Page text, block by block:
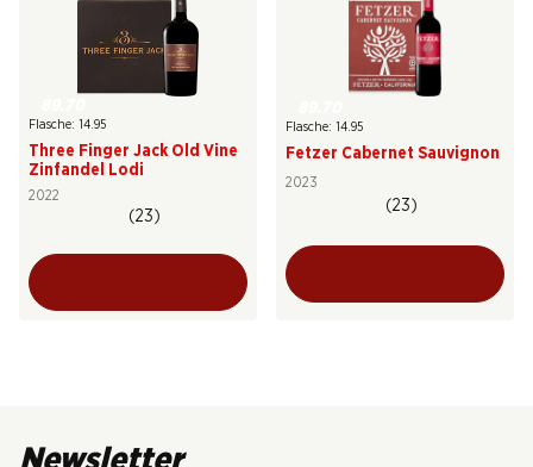
Flasche: 14.95
Three Finger Jack Old Vine
Zinfandel Lodi
2022
(23)
Flasche: 14.95
Fetzer Cabernet Sauvignon
2023
(23)